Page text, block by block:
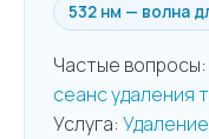
532 нм — волна
Частые вопросы:
сеанс удаления
Услуга: